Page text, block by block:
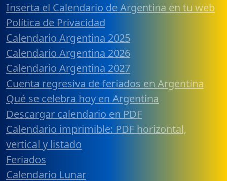
Inserta el Calendario de Argentina en tu web
Política de Privacidad
Calendario Argentina 2025
Calendario Argentina 2026
Calendario Argentina 2027
Cuenta regresiva de feriados en Argentina
Qué se celebra hoy en Argentina
Descargar calendario en PDF
Calendario imprimible: PDF horizontal,
vertical y listado
Feriados
Calendario Lunar